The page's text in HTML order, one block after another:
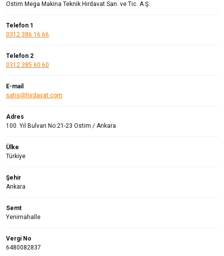
Ostim Mega Makina Teknik Hırdavat San. ve Tic. A.Ş.
Telefon 1
0312 386 16 66
Telefon 2
0312 385 60 60
E-mail
satis@hirdavat.com
Adres
100. Yıl Bulvarı No:21-23 Ostim / Ankara
Ülke
Türkiye
Şehir
Ankara
Semt
Yenimahalle
Vergi No
6480082837